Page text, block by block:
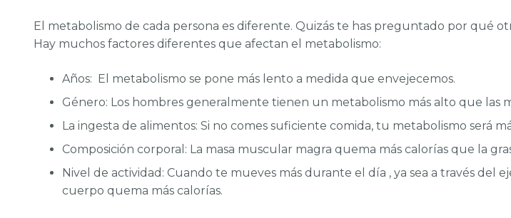
El metabolismo de cada persona es diferente. Quizás te has preguntado por qué
Hay muchos factores diferentes que afectan el metabolismo:
Años: El metabolismo se pone más lento a medida que envejecemos.
Género: Los hombres generalmente tienen un metabolismo más alto que las
La ingesta de alimentos: Si no comes suficiente comida, tu metabolismo será
Composición corporal: La masa muscular magra quema más calorías que la
Nivel de actividad: Cuando te mueves más durante el día , ya sea a través
cuerpo quema más calorías.